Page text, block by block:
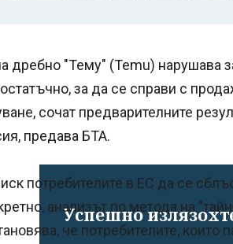
Успешно
дребно "Тему" (Temu) нарушава
за да се справи с
сочат предварителните
предава БТА.
потребителите в ЕС да се
анализът по метода на
че потребителите, които